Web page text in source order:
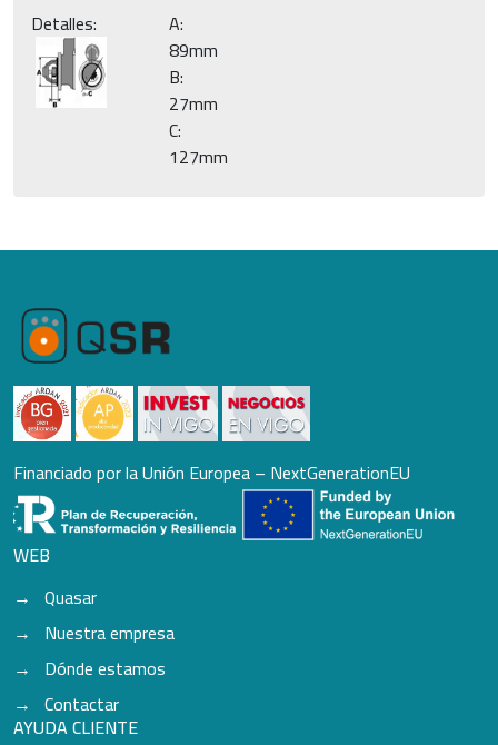
Detalles:
A:
89mm
B:
27mm
C:
127mm
Financiado por la Unión Europea – NextGenerationEU
WEB
Quasar
Nuestra empresa
Dónde estamos
Contactar
AYUDA CLIENTE